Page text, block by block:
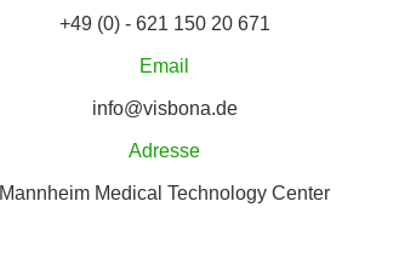
+49 (0) - 621 150 20 671
Email
info@visbona.de
Adresse
Mannheim Medical Technology Center